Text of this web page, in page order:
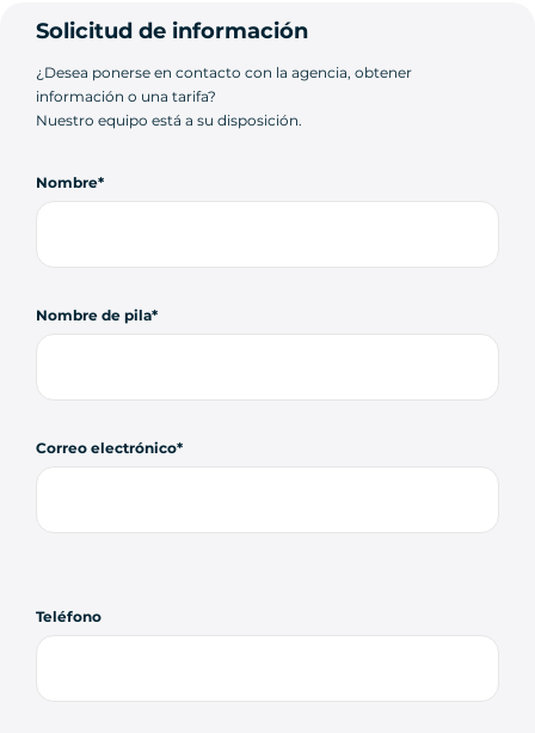
Solicitud de información
¿Desea ponerse en contacto con la agencia, obtener
información o una tarifa?
Nuestro equipo está a su disposición.
Nombre
Nombre de pila
Correo electrónico
Teléfono